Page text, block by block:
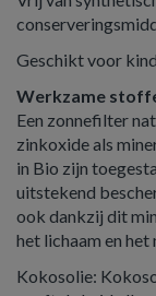
Geschikt voor
Werkzame
Een zonnefilter
zinkoxide als
in Bio zijn
uitstekend
ook dankzij dit
het lichaam en
Kokosolie: